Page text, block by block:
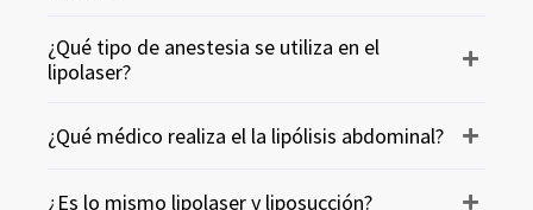
¿Qué tipo de anestesia se utiliza en el
lipolaser?
¿Qué médico realiza el la lipólisis abdominal?
¿Es lo mismo lipolaser y liposucción?